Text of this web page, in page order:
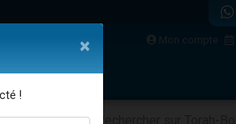
Mon compte
Paracha Divertissements
×
!